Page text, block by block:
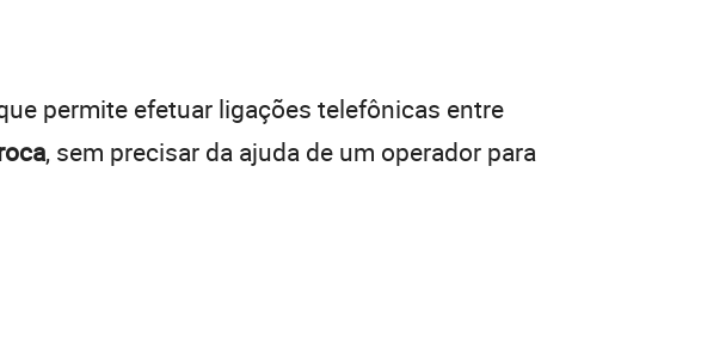
permite efetuar ligações telefônicas entre
, sem precisar da ajuda de um operador para